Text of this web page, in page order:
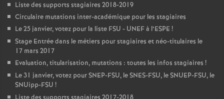
Liste des supports stagiaires 2018-2019
Circulaire mutations inter-académique pour les stagiaires
Le 25 janvier, votez pour la liste FSU - UNEFà l’ESPE !
Stage Entrée dans le métiers pour stagiaires et néo-titulaires le
17 mars 2017
Evaluation, titularisation, mutations : toutes les infos stagiaires !
Le 31 janvier, votez pourSNEP-FSU, leSNES-FSU, leSNUEP-FSU, le
SNUipp-FSU !